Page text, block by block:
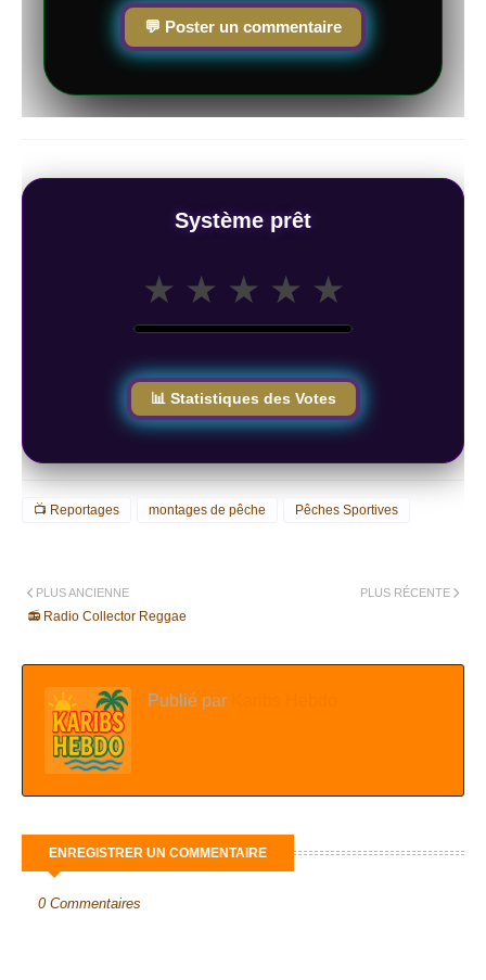
💬 Poster un commentaire
Système prêt
★ ★ ★ ★ ★
📊 Statistiques des Votes
📺 Reportages montages de pêche Pêches Sportives
PLUS RÉCENTE
PLUS ANCIENNE
📻 Radio Collector Reggae
Publié par
ENREGISTRER UN COMMENTAIRE
0 Commentaires